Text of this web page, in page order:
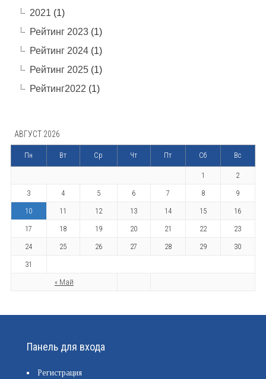
2021 (1)
Рейтинг 2023(1)
Рейтинг 2024(1)
Рейтинг 2025(1)
Рейтинг2022 (1)
АВГУСТ 2026
Пн Вт Ср Чт Пт Сб Вс
« Май
1
2
3
4 5 6 7 8
9
10
11 12 13 14 15
16
17
18 19 20 21 22
23
24
25 26 27 28 29
30
31
Панель для входа
Регистрация